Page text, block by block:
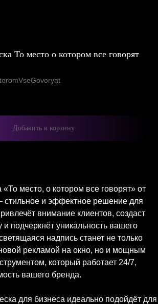
То место о котором все говорят
Добавить в корзину
место, о котором все говорят» от
стильное и эффектное решение для
внимание клиентов, создаст
подчеркнёт уникальность вашего
надпись станет не только
рекламой на окно, но и мощным
который работает 24/7,
вашего бренда.
для бизнеса идеально подойдёт для